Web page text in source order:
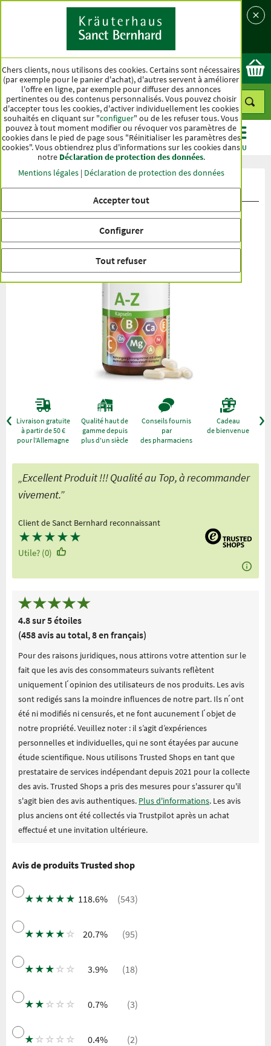
Pays
Ok
CATÉGORIES OFFRES BEST-SELLER MENU
Évaluation du produit Gélules A-Z
Livraison gratuite
à partir de 50 €
pour l'Allemagne
Qualité haut de
gamme depuis
plus d'un siècle
Conseils fournis
par
des pharmaciens
Cadeau
de bienvenue
„Excellent Produit !!! Qualité au Top, à recommander
vivement.”
Client de Sanct Bernhard reconnaissant
★★★★★
Utile? (0)
4.8 sur 5 étoiles
(458 avis au total, 8 en français)
Pour des raisons juridiques, nous attirons votre attention sur le
fait que les avis des consommateurs suivants reflètent
uniquement l ́opinion des utilisateurs de nos produits. Les avis
sont redigés sans la moindre influences de notre part. Ils n ́ont
été ni modifiés ni censurés, et ne font aucunement l ́objet de
notre propriété. Veuillez noter : il s’agit d’expériences
personnelles et individuelles, qui ne sont étayées par aucune
étude scientifique. Nous utilisons Trusted Shops en tant que
prestataire de services indépendant depuis 2021 pour la collecte
des avis. Trusted Shops a pris des mesures pour s'assurer qu'il
s'agit bien des avis authentiques. Plus d'informations. Les avis
plus anciens ont été collectés via Trustpilot après un achat
effectué et une invitation ultérieure.
Avis de produits Trusted shop
★ ★ ★ ★ ★ 118.6% (543)
★ ★ ★ ★ ☆ 20.7% (95)
★ ★ ★ ☆ ☆ 3.9% (18)
★ ★ ☆ ☆ ☆ 0.7% (3)
★ ☆ ☆ ☆ ☆ 0.4% (2)
Chers clients, nous utilisons des cookies. Certains sont nécessaires
(par exemple pour le panier d'achat), d'autres servent à améliorer
l'offre en ligne, par exemple pour diffuser des annonces
pertinentes ou des contenus personnalisés. Vous pouvez choisir
d'accepter tous les cookies, d'activer individuellement les cookies
souhaités en cliquant sur "configuer" ou de les refuser tous. Vous
pouvez à tout moment modifier ou révoquer vos paramètres de
cookies dans le pied de page sous "Réinitialiser les paramètres des
cookies". Vous obtiendrez plus d'informations sur les cookies dans
notre Déclaration de protection des données.
Mentions légales| Déclaration de protection des données
Accepter tout
Configurer
Tout refuser